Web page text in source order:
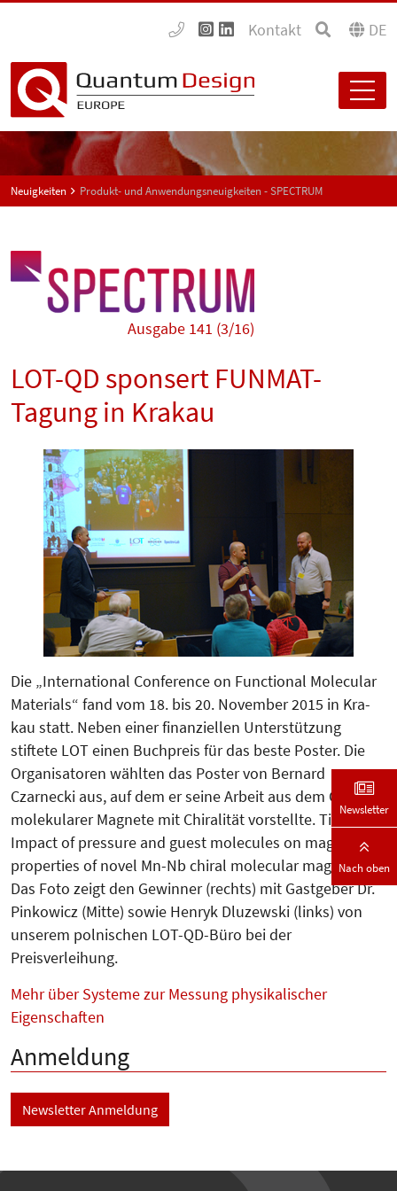
Kontakt DE
Neuigkeiten Produkt- und Anwendungsneuigkeiten - SPECTRUM
Ausgabe 141 (3/16)
LOT-QD sponsert FUNMAT-
Tagung in Krakau
Die „International Conference on Functional Molecular
Materials“ fand vom 18. bis 20. November 2015 in Kra­
kau statt. Neben einer finanziellen Un­­terstützung
stiftete LOT einen Buch­­preis für das beste Poster. Die
Orga­nisatoren wählten das Poster von Ber­nard
Czarnecki aus, auf dem er seine Arbeit aus dem Gebiet
molekula­rer Magnete mit Chiralität vorstellte. Titel:
Impact of pressure and guest molecules on magnetic
properties of novel Mn-Nb chiral molecular magnets.
Das Foto zeigt den Gewinner (rechts) mit Gastgeber Dr.
Pinkowicz (Mitte) sowie Henryk Dluzewski (links) von
unserem polnischen LOT-QD-Büro bei der
Preisverleihung.
Mehr über Systeme zur Messung physikalischer
Eigenschaften
Anmeldung
Newsletter Anmeldung
Newsletter
Nach oben